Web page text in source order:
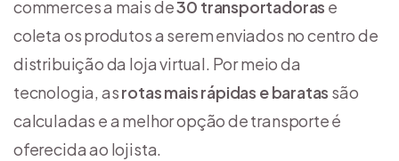
commerces a mais de30 transportadoras e
coleta os produtos a serem enviados no centro de
distribuição da loja virtual. Por meio da
tecnologia, asrotas mais rápidas e baratas são
calculadas e a melhor opção de transporte é
oferecida ao lojista.